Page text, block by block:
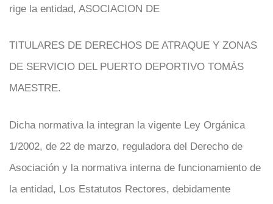
rige la entidad, ASOCIACION DE
TITULARES DE DERECHOS DE ATRAQUE Y ZONAS
DE SERVICIO DEL PUERTO DEPORTIVO TOMÁS
MAESTRE.
Dicha normativa la integran la vigente Ley Orgánica
1/2002, de 22 de marzo, reguladora del Derecho de
Asociación y la normativa interna de funcionamiento de
la entidad, Los Estatutos Rectores, debidamente